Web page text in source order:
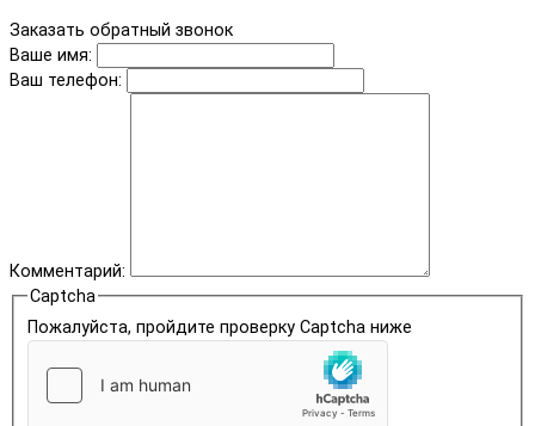
Заказать обратный звонок
Ваше имя:
Ваш телефон:
Комментарий:
Captcha
Пожалуйста, пройдите проверку Captcha ниже